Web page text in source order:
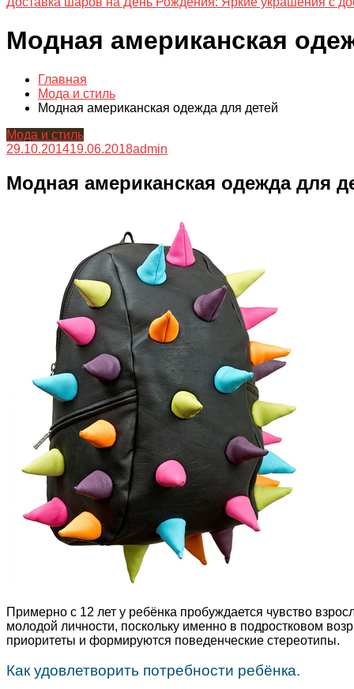
Модная американская
Главная
Мода и стиль
Модная американская одежда для детей
Мода и стиль
29.10.201419.06.2018admin
Модная американская одежда для
Примерно с 12 лет у ребёнка пробуждается чувство
молодой личности, поскольку именно в подростковом
приоритеты и формируются поведенческие стереотипы.
Как удовлетворить потребности ребёнка.